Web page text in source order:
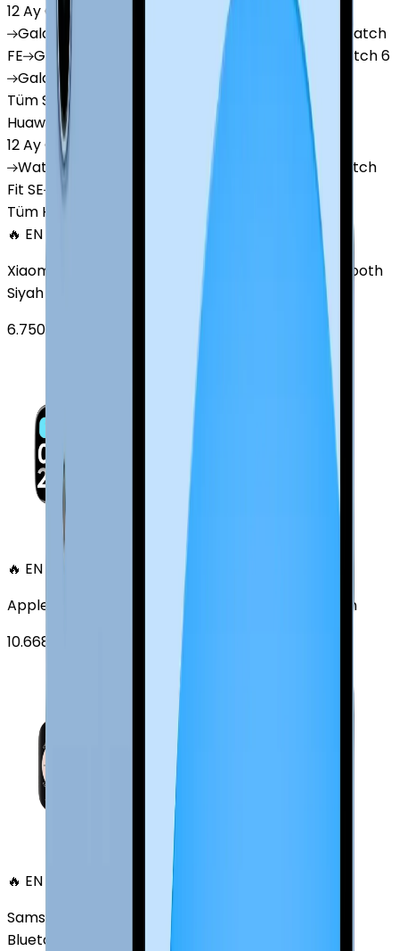
12 Ay Garanti
Galaxy Watch 7 Watch Ultra Galaxy
Watch
FE Galaxy Watch 5 Galaxy
Watch 6
Galaxy Watch8
Tüm Samsung Watch'lar
Huawei Watch
12 Ay Garanti
WatchGT 4 Watch GT 5 Pro
Watch
Fit SE
GT3 Pro
Tüm Huawei Watch'lar
🔥 EN ÇOK SATAN
Xiaomi Redmi Watch 3 Active Plastik 47mm Bluetooth
Siyah
6.750
başlayan fiyatlar
🔥 EN ÇOK SATAN
Apple Watch Series 6 Alüminyum 40mm GPS Altın
10.668
başlayan fiyatlar
🔥 EN ÇOK SATAN
Samsung Galaxy Watch 7 Alüminyum 40 mm
Bluetooth Wi-Fi Yeşil